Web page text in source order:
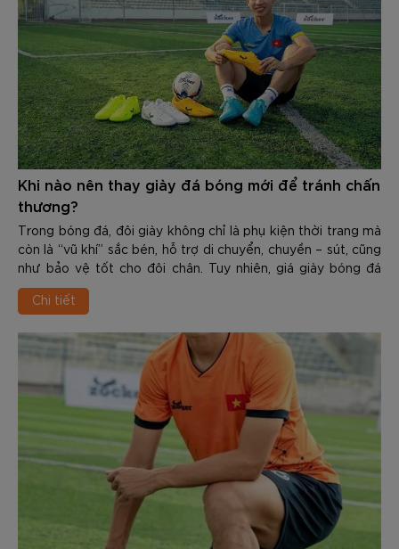
Khi nào nên thay giày đá bóng mới để tránh chấn
thương?
Trong bóng đá, đôi giày không chỉ là phụ kiện thời trang mà
còn là “vũ khí” sắc bén, hỗ trợ di chuyển, chuyền – sút, cũng
như bảo vệ tốt cho đôi chân. Tuy nhiên, giá giày bóng đá
chính hãng của các thương hiệu không hề rẻ, từ một tới vài
triệu. Do đó, nhiều người có thói quen dùng cho tới khi
thay. Đây là sai lầm nghiêm trọng, tiềm ẩn các chấn thương
nguy hiểm.
Việc nhận biết Khi nào nên thay giày đá bóng mới để tránh
chấn thương là kỹ năng quan trọng giúp bảo vệ đôi chân
cũng như duy trì phong độ đỉnh cao. Trong nội dung dưới
đây các bạn hãy cùng Zocker tìm hiểu chi tiết về chủ đề
này nhé.
Chi tiết